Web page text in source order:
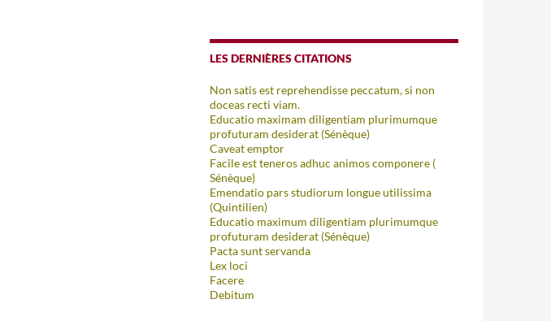
LES DERNIÈRES CITATIONS
Non satis est reprehendisse peccatum, si non
doceas recti viam.
Educatio maximam diligentiam plurimumque
profuturam desiderat (Sénèque)
Caveat emptor
Facile est teneros adhuc animos componere (
Sénèque)
Emendatio pars studiorum longue utilissima
(Quintilien)
Educatio maximum diligentiam plurimumque
profuturam desiderat (Sénèque)
Pacta sunt servanda
Lex loci
Facere
Debitum